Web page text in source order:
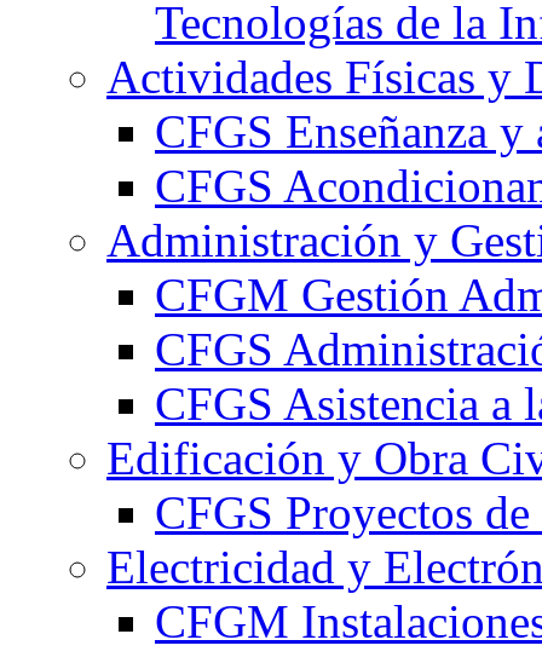
Tecnologías de la
Actividades Físicas y
CFGS Enseñanza
CFGS
Administración y
CFGM Gestión
CFGS
CFGS Asistencia a
Edificación y Obra
CFGS Proyectos
Electricidad y
CFGM